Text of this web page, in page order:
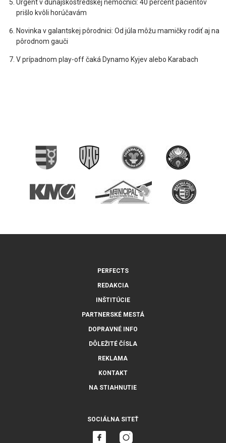
Urgent v dunajskostredskej nemocnici: 40 percent pacientov
prišlo kvôli horúčavám
Novinka v galantskej pôrodnici: Od júla môžu mamičky rodiť aj na
pôrodnom gauči
V prípadnom play-off čaká Dynamo Kyjev alebo Karabach
PERFECTS
REDAKCIA
INŠTITÚCIE
PARTNERSKÉ MESTÁ
DOPRAVNÉ INFO
DÔLEŽITÉ ČÍSLA
REKLAMA
KONTAKT
NA STIAHNUTIE
SOCIÁLNA SITEŤ